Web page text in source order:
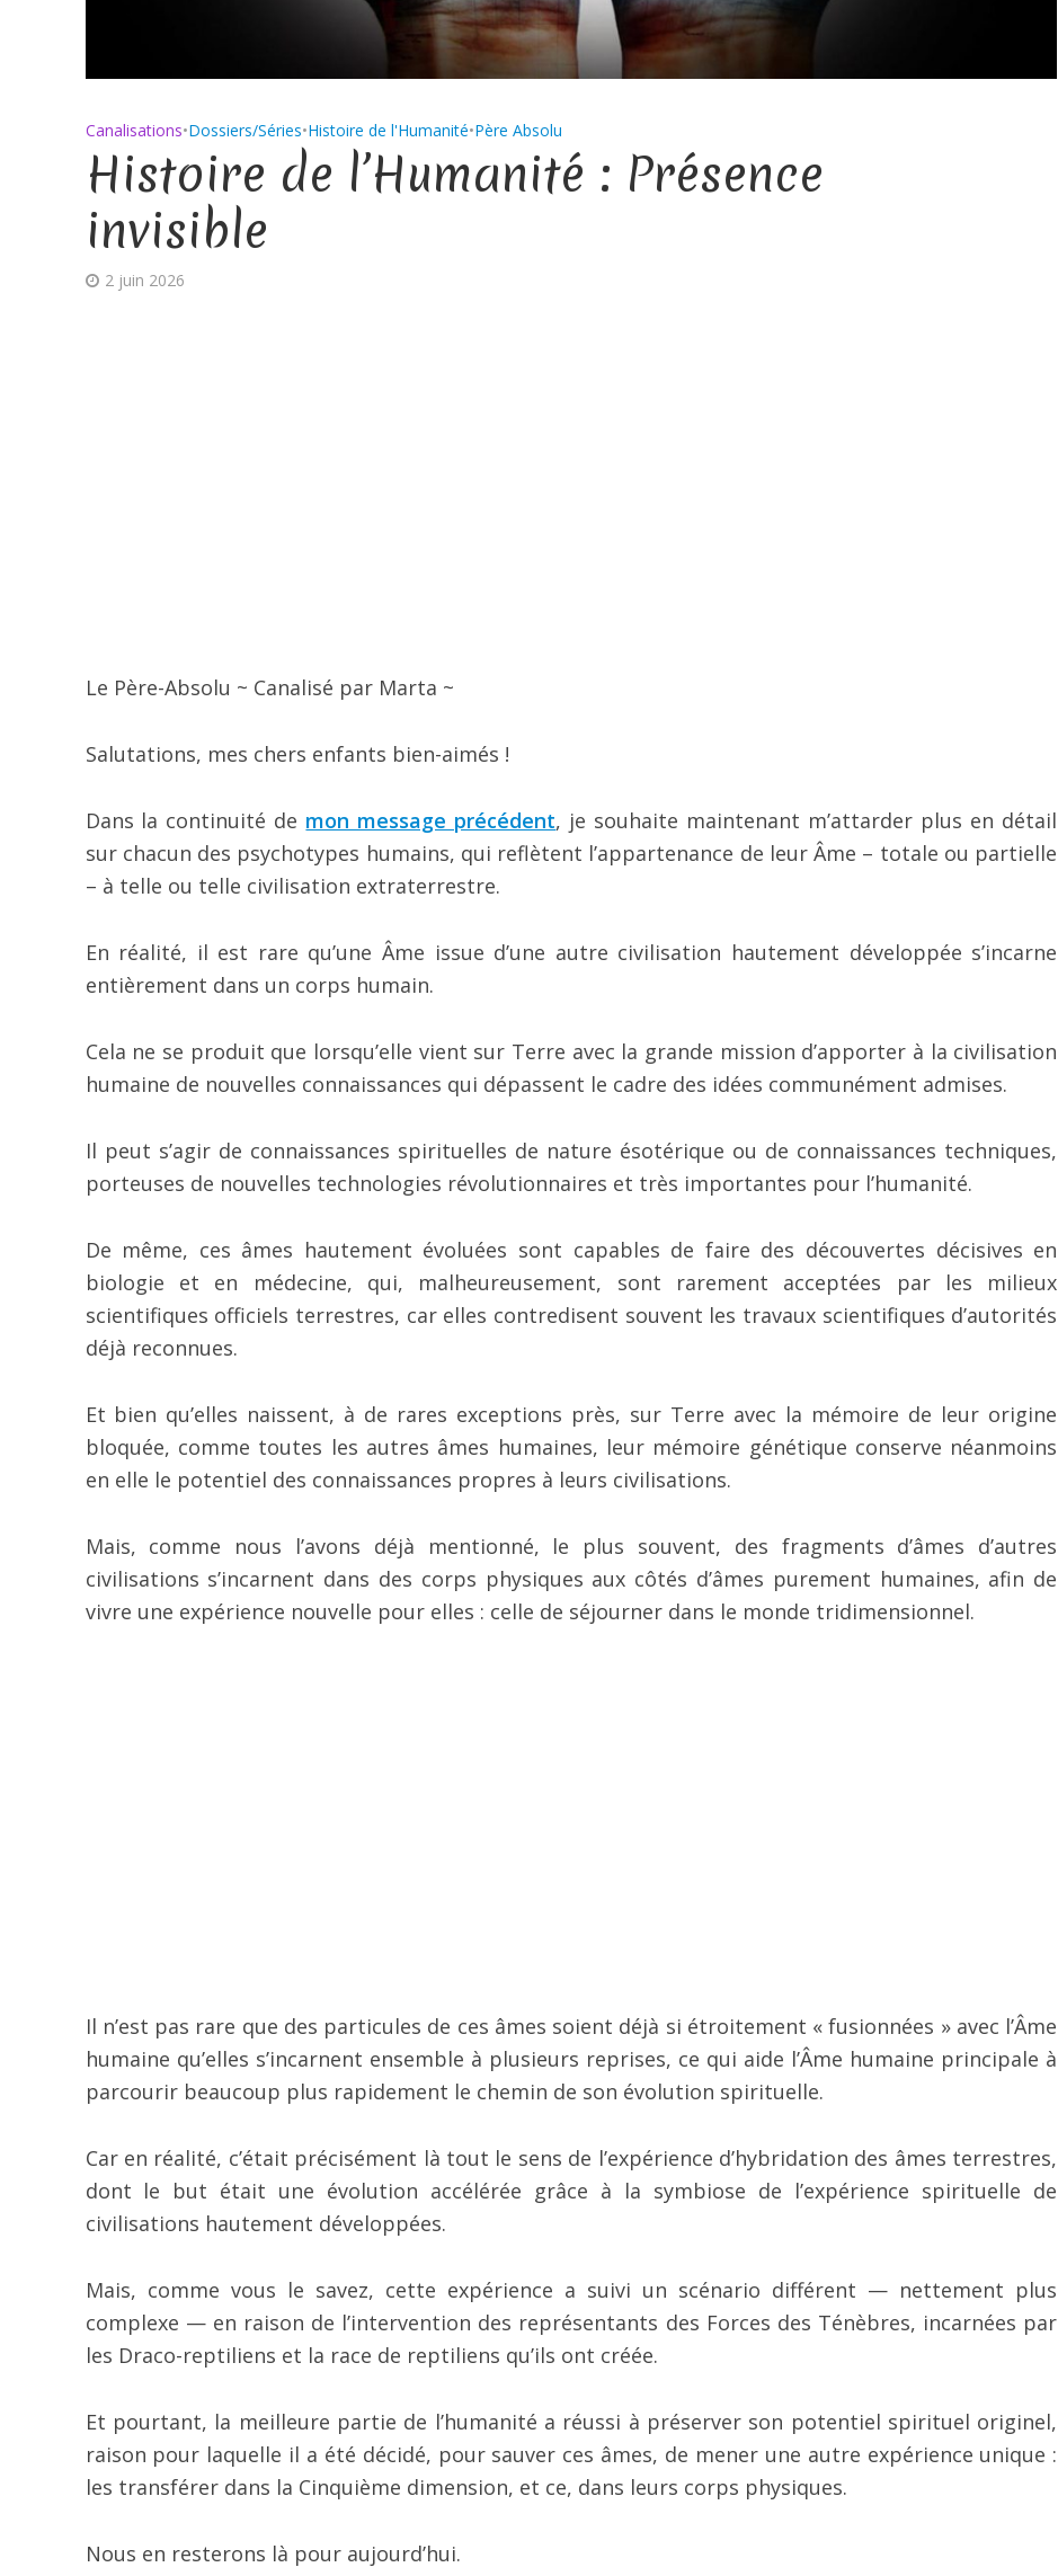
Canalisations•Dossiers/Séries•Histoire de l'Humanité•Père Absolu
Histoire de l’Humanité : Présence
invisible
2 juin 2026
Le Père-Absolu ~ Canalisé par Marta ~
Salutations, mes chers enfants bien-aimés !
Dans la continuité de mon message précédent, je souhaite maintenant m’attarder plus en détail
sur chacun des psychotypes humains, qui reflètent l’appartenance de leur Âme – totale ou partielle
– à telle ou telle civilisation extraterrestre.
En réalité, il est rare qu’une Âme issue d’une autre civilisation hautement développée s’incarne
entièrement dans un corps humain.
Cela ne se produit que lorsqu’elle vient sur Terre avec la grande mission d’apporter à la civilisation
humaine de nouvelles connaissances qui dépassent le cadre des idées communément admises.
Il peut s’agir de connaissances spirituelles de nature ésotérique ou de connaissances techniques,
porteuses de nouvelles technologies révolutionnaires et très importantes pour l’humanité.
De même, ces âmes hautement évoluées sont capables de faire des découvertes décisives en
biologie et en médecine, qui, malheureusement, sont rarement acceptées par les milieux
scientifiques officiels terrestres, car elles contredisent souvent les travaux scientifiques d’autorités
déjà reconnues.
Et bien qu’elles naissent, à de rares exceptions près, sur Terre avec la mémoire de leur origine
bloquée, comme toutes les autres âmes humaines, leur mémoire génétique conserve néanmoins
en elle le potentiel des connaissances propres à leurs civilisations.
Mais, comme nous l’avons déjà mentionné, le plus souvent, des fragments d’âmes d’autres
civilisations s’incarnent dans des corps physiques aux côtés d’âmes purement humaines, afin de
vivre une expérience nouvelle pour elles : celle de séjourner dans le monde tridimensionnel.
Il n’est pas rare que des particules de ces âmes soient déjà si étroitement « fusionnées » avec l’Âme
humaine qu’elles s’incarnent ensemble à plusieurs reprises, ce qui aide l’Âme humaine principale à
parcourir beaucoup plus rapidement le chemin de son évolution spirituelle.
Car en réalité, c’était précisément là tout le sens de l’expérience d’hybridation des âmes terrestres,
dont le but était une évolution accélérée grâce à la symbiose de l’expérience spirituelle de
civilisations hautement développées.
Mais, comme vous le savez, cette expérience a suivi un scénario différent — nettement plus
complexe — en raison de l’intervention des représentants des Forces des Ténèbres, incarnées par
les Draco-reptiliens et la race de reptiliens qu’ils ont créée.
Et pourtant, la meilleure partie de l’humanité a réussi à préserver son potentiel spirituel originel,
raison pour laquelle il a été décidé, pour sauver ces âmes, de mener une autre expérience unique :
les transférer dans la Cinquième dimension, et ce, dans leurs corps physiques.
Nous en resterons là pour aujourd’hui.